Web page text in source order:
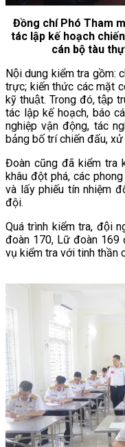
Đồng chí Phó Tham
tác lập kế hoạch
cán bộ tàu
Nội dung kiểm tra gồm:
trực; kiến thức các mặt
kỹ thuật. Trong đó, tập
tác lập kế hoạch, báo
nghiệp vận động, tác
bảng bố trí chiến đấu,
Đoàn cũng đã kiểm tra
khâu đột phá, các
và lấy phiếu tín nhiệm
đội.
Quá trình kiểm tra, đội
đoàn 170, Lữ đoàn 169
vụ kiểm tra với tinh thần